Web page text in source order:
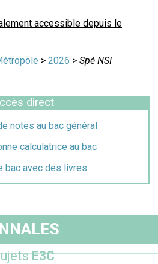
accessible depuis le
> 2026 > Spé NSI
direct
notes au bac général
calculatrice au bac
bac avec des livres
E3C